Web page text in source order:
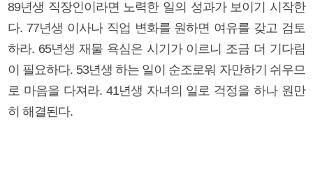
89년생 직장인이라면 노력한 일의 성과가 보이기 시작한
다. 77년생 이사나 직업 변화를 원하면 여유를 갖고 검토
하라. 65년생 재물 욕심은 시기가 이르니 조금 더 기다림
이 필요하다. 53년생 하는 일이 순조로워 자만하기 쉬우므
로 마음을 다져라. 41년생 자녀의 일로 걱정을 하나 원만
히 해결된다.